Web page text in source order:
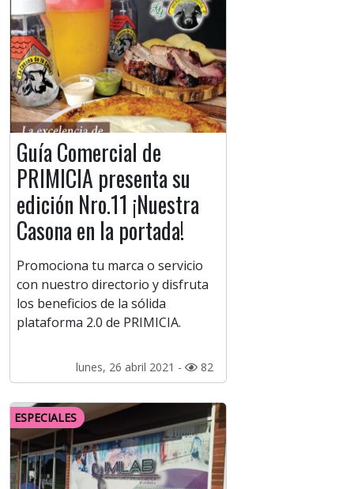
Guía Comercial de
PRIMICIA presenta su
edición Nro.11 ¡Nuestra
Casona en la portada!
Promociona tu marca o servicio
con nuestro directorio y disfruta
los beneficios de la sólida
plataforma 2.0 de PRIMICIA.
lunes, 26 abril 2021 - 82
ESPECIALES